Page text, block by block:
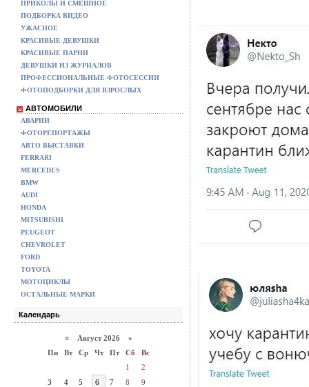
ПРИКОЛЫ И СМЕШНОЕ
ПОДБОРКА ВИДЕО
УЖАСНОЕ
КРАСИВЫЕ ДЕВУШКИ
КРАСИВЫЕ ПАРНИ
ДЕВУШКИ ИЗ ЖУРНАЛОВ
ПРОФЕССИОНАЛЬНЫЕ ФОТОСЕССИИ
ФОТОПОДБОРКИ ДЛЯ ВЗРОСЛЫХ
АВТОМОБИЛИ
АВАРИИ
ФОТОРЕПОРТАЖЫ
АВТО ВЫСТАВКИ
FERRARI
MERCEDES
BMW
AUDI
HONDA
MITSUBISHI
PEUGEOT
CHEVROLET
FORD
TOYOTA
МОТОЦИКЛЫ
ОСТАЛЬНЫЕ МАРКИ
Календарь
« Август 2026 »
Пн
Вт Ср Чт Пт Сб
Вс
1
2
3
4 5 6 7 8
9